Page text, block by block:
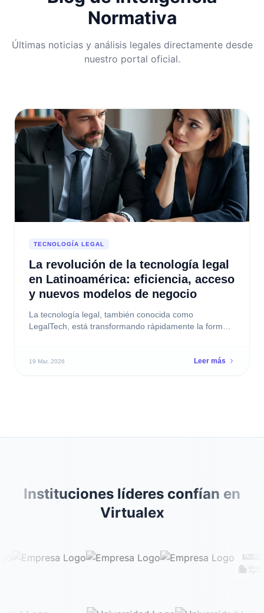
Normativa
Últimas noticias y análisis legales directamente desde
nuestro portal oficial.
Instituciones líderes confían en
Virtualex